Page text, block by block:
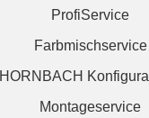
ProfiService
Farbmischservice
HORNBACH
Montageservice